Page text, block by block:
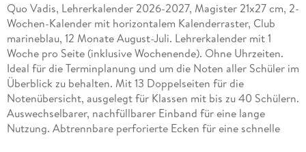
Quo Vadis, Lehrerkalender 2026-2027, Magister 21x27 cm, 2-
Wochen-Kalender mit horizontalem Kalenderraster, Club
marineblau, 12 Monate August-Juli. Lehrerkalender mit 1
Woche pro Seite (inklusive Wochenende). Ohne Uhrzeiten.
Ideal für die Terminplanung und um die Noten aller Schüler im
Überblick zu behalten. Mit 13 Doppelseiten für die
Notenübersicht, ausgelegt für Klassen mit bis zu 40 Schülern.
Auswechselbarer, nachfüllbarer Einband für eine lange
Nutzung. Abtrennbare perforierte Ecken für eine schnelle